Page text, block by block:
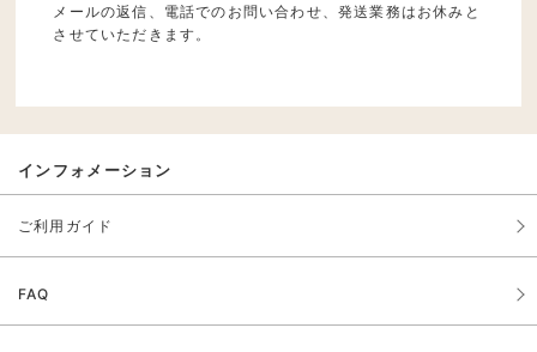
メールの返信、電話でのお問い合わせ、発送業務はお休みと
させていただきます。
インフォメーション
ご利用ガイド
FAQ